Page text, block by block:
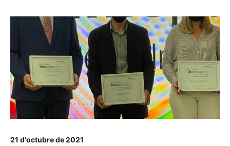
21 d'octubre de 2021